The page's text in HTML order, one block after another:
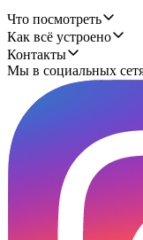
Что посмотреть
Как всё устроено
Контакты
Мы в социальных